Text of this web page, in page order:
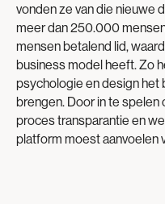
vonden ze van die nieuwe
meer dan 250.000
mensen betalend lid,
business model heeft. Zo
psychologie en design het
brengen. Door in te spelen
proces transparantie en
platform moest aanvoelen